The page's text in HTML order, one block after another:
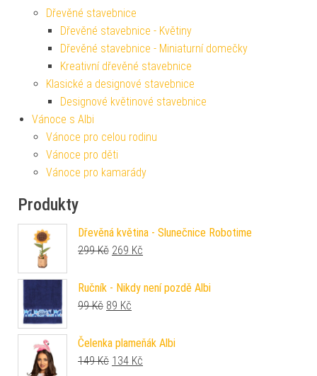
Dřevěné stavebnice
Dřevěné stavebnice - Květiny
Dřevěné stavebnice - Miniaturní domečky
Kreativní dřevěné stavebnice
Klasické a designové stavebnice
Designové květinové stavebnice
Vánoce s Albi
Vánoce pro celou rodinu
Vánoce pro děti
Vánoce pro kamarády
Produkty
Dřevěná květina - Slunečnice Robotime
299Kč Původní cena byla: 299 Kč.
269 Kč
Ručník - Nikdy není pozdě Albi
99Kč Původní cena byla: 99 Kč.
89 Kč
Čelenka plameňák Albi
149Kč Původní cena byla: 149 Kč.
134 Kč